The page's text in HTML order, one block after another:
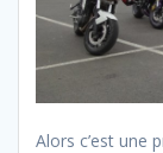
Alors c’est une